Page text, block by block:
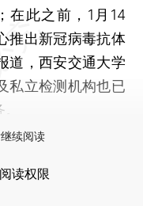
在此之前，1月14
推出新冠病毒抗体
道，西安交通大学
私立检测机构也已
续阅读
读权限